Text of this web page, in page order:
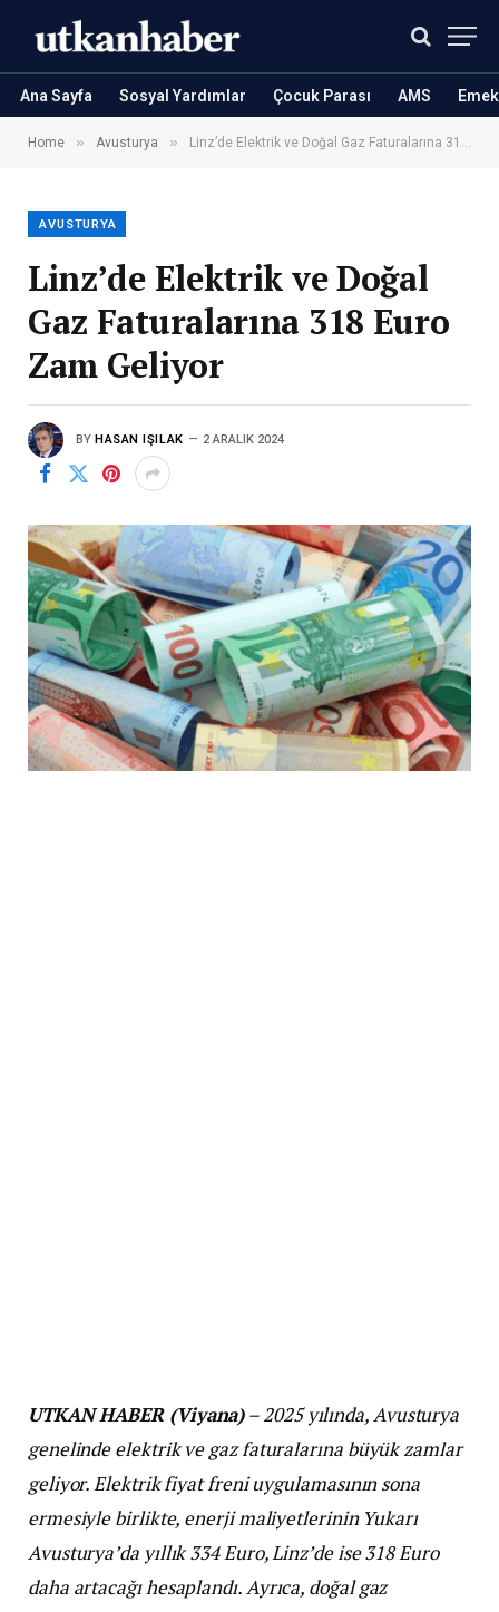
Ana Sayfa Sosyal Yardımlar Çocuk Parası AMS
Home » Avusturya » Linz’de Elektrik ve Doğal Gaz Faturalarına 318 Euro Zam Geliyor
AVUSTURYA
Linz’de Elektrik ve Doğal
Gaz Faturalarına 318 Euro
Zam Geliyor
BY HASAN IŞILAK 2 ARALIK 2024
UTKAN HABER (Viyana)– 2025 yılında, Avusturya
genelinde elektrik ve gaz faturalarına büyük zamlar
geliyor. Elektrik fiyat freni uygulamasının sona
ermesiyle birlikte, enerji maliyetlerinin Yukarı
Avusturya’da yıllık 334 Euro, Linz’de ise 318 Euro
daha artacağı hesaplandı. Ayrıca, doğal gaz